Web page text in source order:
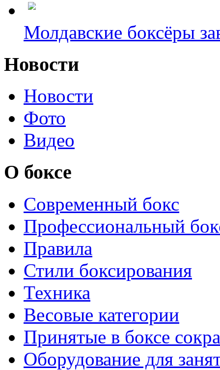
Молдавские боксёры
Новости
Новости
Фото
Видео
О боксе
Современный бокс
Профессиональный
Правила
Стили боксирования
Техника
Весовые категории
Принятые в боксе
Оборудование для